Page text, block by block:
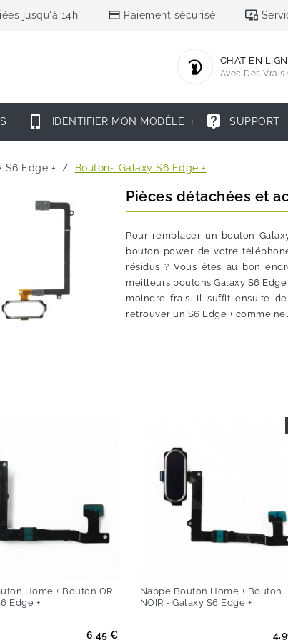
jusqu'à 14h credit_card Paiement sécurisé important_devices
CHAT EN
Avec Des Vrais
phone_iphone IDENTIFIER MON MODÈLE live_help SUPPORT
S6 Edge + Boutons Galaxy S6 Edge +
Pièces détachées et
Pour remplacer un bouton
bouton power de votre
résidus ? Vous êtes au bon
meilleurs boutons Galaxy S6
moindre frais. Il suffit ensuite
retrouver un S6 Edge + comme
-50%
Home + Bouton OR
Edge +
6.45 €
Nappe Bouton Home + Bouton
NOIR - Galaxy S6 Edge +